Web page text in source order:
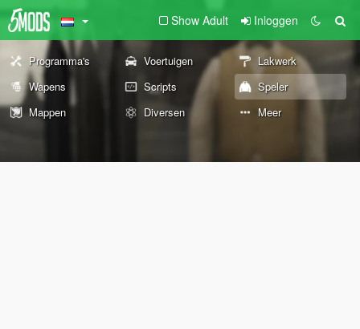
Show Adult Inloggen
Programma's Voertuigen
Lakwerk
Wapens
Scripts
Speler
Mappen
Diversen Meer